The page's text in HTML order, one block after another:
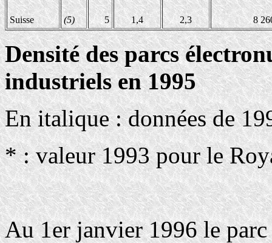
Suisse (5) 5 1,4 2,3 8
Densité des parcs
industriels en 1995
En italique : données de
* : valeur 1993 pour le
Au 1er janvier 1996 le